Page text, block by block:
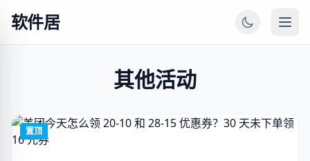
软件居
其他活动
置顶